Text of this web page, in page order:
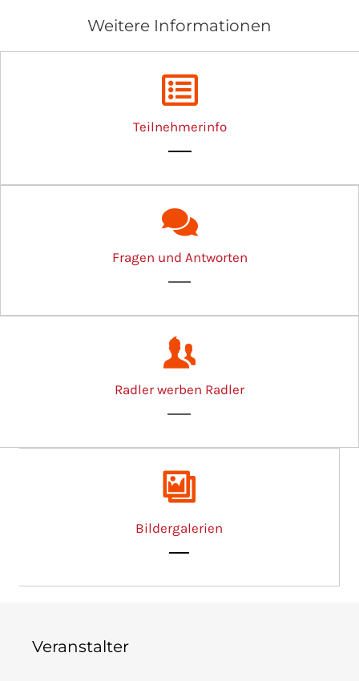
Weitere Informationen
Teilnehmerinfo
Fragen und Antworten
Radler werben Radler
Bildergalerien
Veranstalter